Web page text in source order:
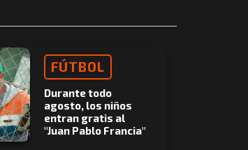
FÚTBOL
Durante todo
agosto, los niños
entran gratis al
"Juan Pablo Francia"